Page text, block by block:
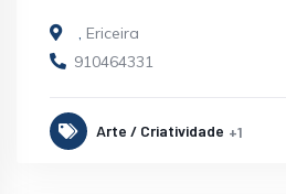
, Ericeira
910464331
Arte / Criatividade +1